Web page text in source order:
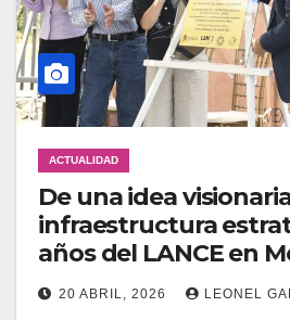
ACTUALIDAD
De una idea
infraestructura
años del LANCE en
20 ABRIL, 2026 LEONEL